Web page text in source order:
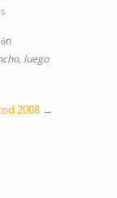
en
muerte
de
luego
2008 →